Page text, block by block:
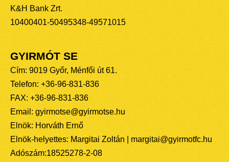
K&H Bank Zrt.
10400401-50495348-49571015
GYIRMÓT SE
Cím: 9019 Győr, Ménfői út 61.
Telefon: +36-96-831-836
FAX: +36-96-831-836
Email: gyirmotse@gyirmotse.hu
Elnök: Horváth Ernő
Elnök-helyettes: Margitai Zoltán | margitai@gyirmotfc.hu
Adószám:18525278-2-08